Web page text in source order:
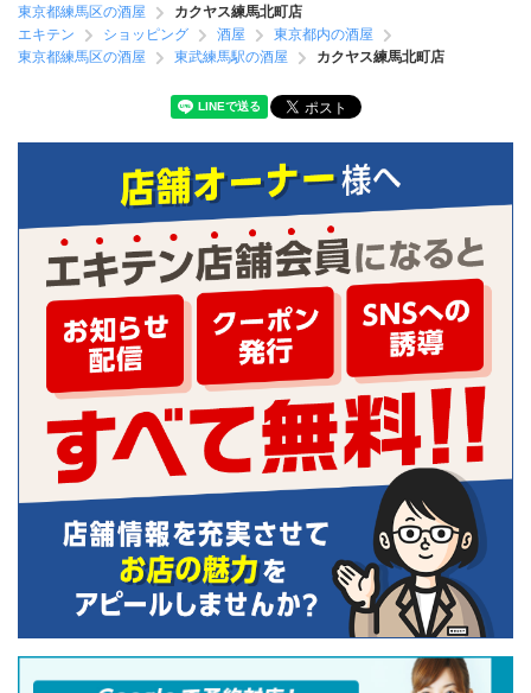
東京都練馬区の酒屋
カクヤス練馬北町店
エキテン
ショッピング 酒屋
東京都内の酒屋
東京都練馬区の酒屋
東武練馬駅の酒屋 カクヤス練馬北町店